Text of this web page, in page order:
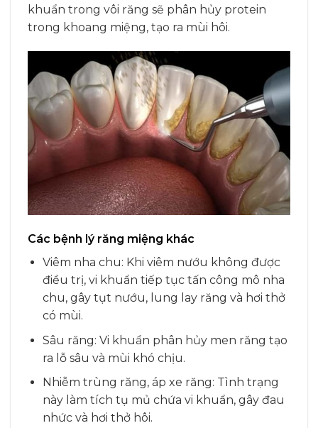
khuẩn trong vôi răng sẽ phân hủy protein
trong khoang miệng, tạo ra mùi hôi.
Các bệnh lý răng miệng khác
Viêm nha chu: Khi viêm nướu không được
điều trị, vi khuẩn tiếp tục tấn công mô nha
chu, gây tụt nướu, lung lay răng và hơi thở
có mùi.
Sâu răng: Vi khuẩn phân hủy men răng tạo
ra lỗ sâu và mùi khó chịu.
Nhiễm trùng răng, áp xe răng: Tình trạng
này làm tích tụ mủ chứa vi khuẩn, gây đau
nhức và hơi thở hôi.